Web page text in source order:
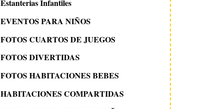
Estanterias Infantiles
EVENTOS PARA NIÑOS
FOTOS CUARTOS DE JUEGOS
FOTOS DIVERTIDAS
FOTOS HABITACIONES BEBES
HABITACIONES COMPARTIDAS